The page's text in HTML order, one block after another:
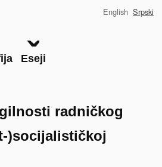
content
Eseji
English Srpski
radničkog
)socijalističkoj